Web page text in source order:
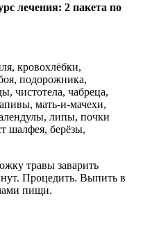
лечения: 2 пакета по
кровохлёбки,
подорожника,
чистотела, чабреца,
мать-и-мачехи,
липы, почки
шалфея, берёзы,
травы заварить
Процедить. Выпить в
пищи.